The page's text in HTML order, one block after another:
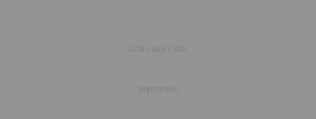
AGB / AEB / ABS
Impressum